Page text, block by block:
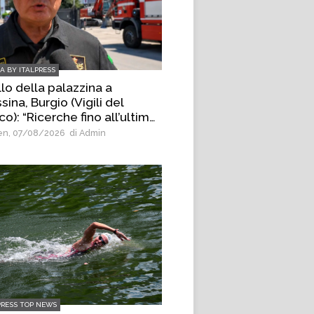
BY ITALPRESS
della palazzina a
Burgio (Vigili del
“Ricerche fino all’ultimo
di materiale”
07/08/2026 di Admin
TOP NEWS